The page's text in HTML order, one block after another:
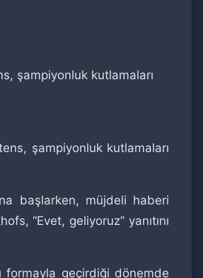
şampiyonluk kutlamaları
şampiyonluk kutlamaları
başlarken, müjdeli haberi
“Evet, geliyoruz” yanıtını
formayla geçirdiği dönemde